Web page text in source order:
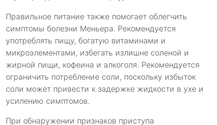
Правильное питание также помогает облегчить
симптомы болезни Меньера. Рекомендуется
употреблять пищу, богатую витаминами и
микроэлементами, избегать излишне соленой и
жирной пищи, кофеина и алкоголя. Рекомендуется
ограничить потребление соли, поскольку избыток
соли может привести к задержке жидкости в ухе и
усилению симптомов.
При обнаружении признаков приступа